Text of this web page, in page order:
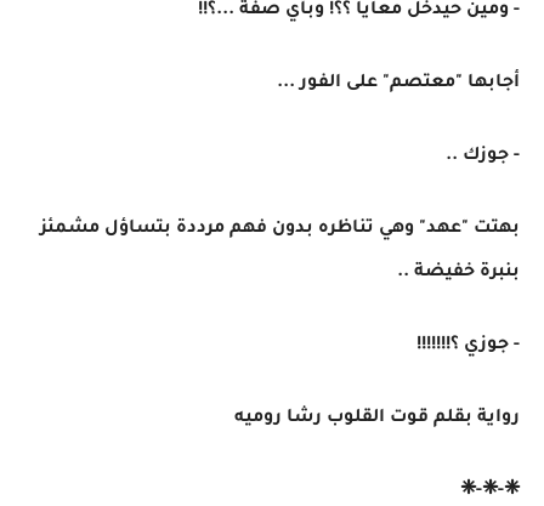
- ومين حيدخل معايا ؟؟! وبأي صفة ...؟!!
أجابها "معتصم" على الفور ...
- جوزك ..
بهتت "عهد" وهي تناظره بدون فهم مرددة بتساؤل مشمئز
بنبرة خفيضة ..
- جوزي ؟!!!!!!!
رواية بقلم قوت القلوب رشا روميه
❈-❈-❈